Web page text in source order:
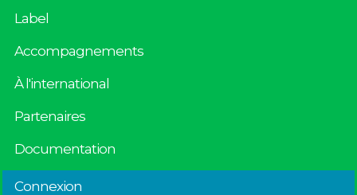
Label
Accompagnements
À l'international
Partenaires
Documentation
Connexion